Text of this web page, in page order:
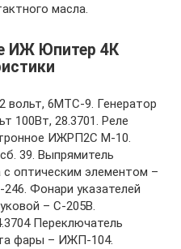
масла.
ИЖ Юпитер 4К
вольт, 6МТС-9. Генератор
100Вт, 28.3701. Реле
ИЖРП2С М-10.
39. Выпрямитель
оптическим элементом –
Фонари указателей
– С-205В.
Переключатель
фары – ИЖП-104.